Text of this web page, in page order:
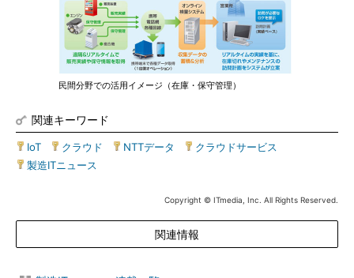
民間分野での活用イメージ（在庫・保守管理）
関連キーワード
IoT クラウド NTTデータ クラウドサービス
製造ITニュース
Copyright © ITmedia, Inc. All Rights Reserved.
関連情報